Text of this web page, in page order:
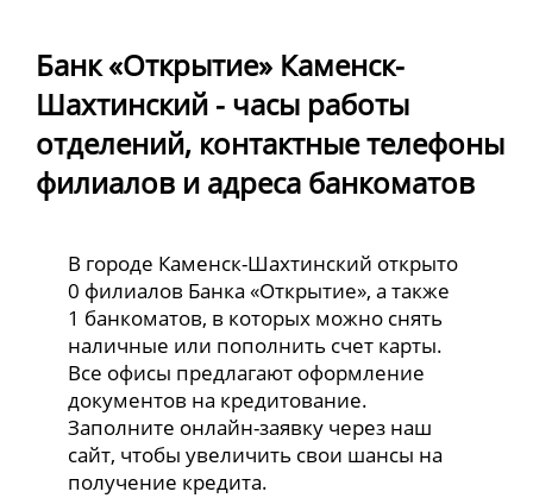
Банк «Открытие» Каменск-
Шахтинский - часы работы
отделений, контактные телефоны
филиалов и адреса банкоматов
В городе Каменск-Шахтинский открыто
0 филиалов Банка «Открытие», а также
1 банкоматов, в которых можно снять
наличные или пополнить счет карты.
Все офисы предлагают оформление
документов на кредитование.
Заполните онлайн-заявку через наш
сайт, чтобы увеличить свои шансы на
получение кредита.